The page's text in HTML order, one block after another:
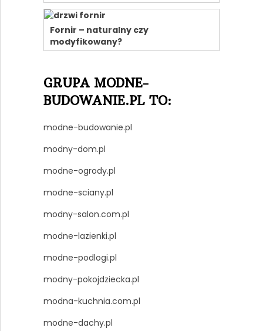
Fornir – naturalny czy
modyfikowany?
GRUPA MODNE-
BUDOWANIE.PL TO:
modne-budowanie.pl
modny-dom.pl
modne-ogrody.pl
modne-sciany.pl
modny-salon.com.pl
modne-lazienki.pl
modne-podlogi.pl
modny-pokojdziecka.pl
modna-kuchnia.com.pl
modne-dachy.pl